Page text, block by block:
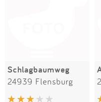
Schlagbaumweg
24939 Flensburg